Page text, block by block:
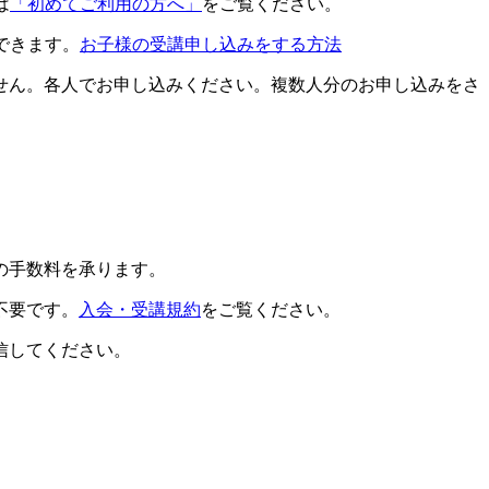
ます。 お子様の受講申し込みをする方法
。各人でお申し込みください。複数人分のお申し込みをさ
数料を承ります。
です。 入会・受講規約をご覧ください。
てください。